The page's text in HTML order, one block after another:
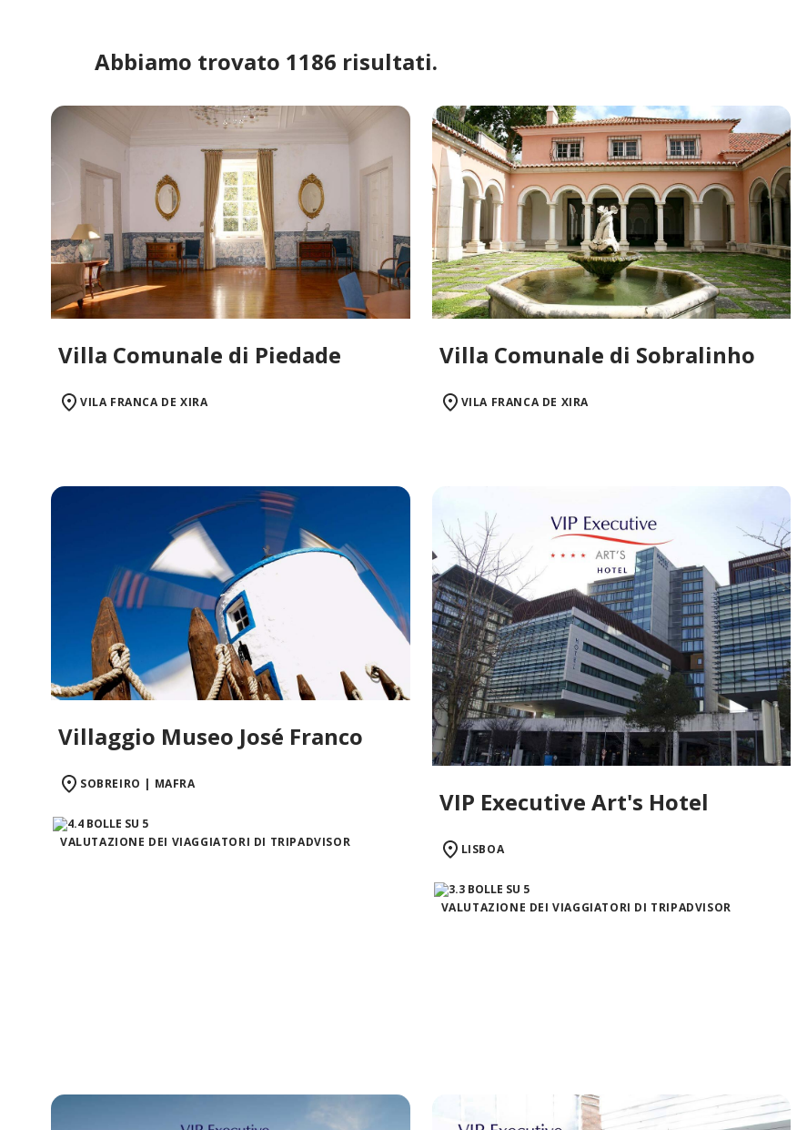
Abbiamo trovato 1186 risultati.
Villa Comunale di Piedade
VILA FRANCA DE XIRA
Villa Comunale di Sobralinho
VILA FRANCA DE XIRA
Villaggio Museo José Franco
SOBREIRO | MAFRA
VALUTAZIONE DEI VIAGGIATORI DI TRIPADVISOR
VIP Executive Art's Hotel
LISBOA
VALUTAZIONE DEI VIAGGIATORI DI TRIPADVISOR